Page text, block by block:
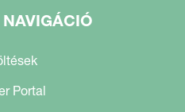
Portal